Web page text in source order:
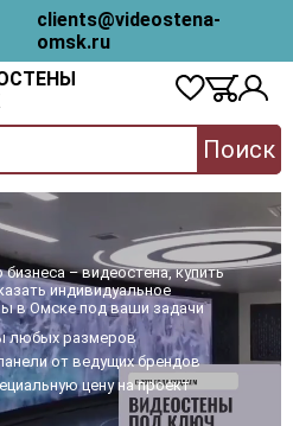
clients@videostena-
omsk.ru
Поиск
– видеостена, купить
индивидуальное
в Омске под ваши задачи
любых размеров
от ведущих брендов
цену на проект